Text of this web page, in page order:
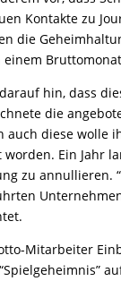
Kontakte zu
die
hin, dass
die
auch diese
Ein Jahr
zu
Mitarbeiter